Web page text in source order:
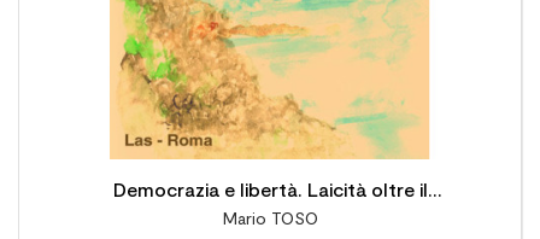
Democrazia e libertà. Laicità oltre il
neoilluminismo postmoderno
Mario TOSO